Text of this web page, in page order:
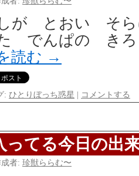
が とおい そ
でんぱの きろ
読む →
: ひとりぼっち惑星 | コメントする
ってる今日の出
者: 珍獣ららむ〜